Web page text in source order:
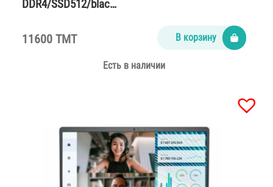
DDR4/SSD512/blac…
11600 TMT В корзину
Есть в наличии